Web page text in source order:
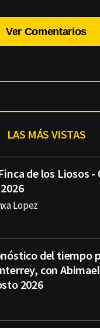
Ver Comentarios
LAS MÁS VISTAS
de los Liosos
Lopez
del tiempo
con
2026